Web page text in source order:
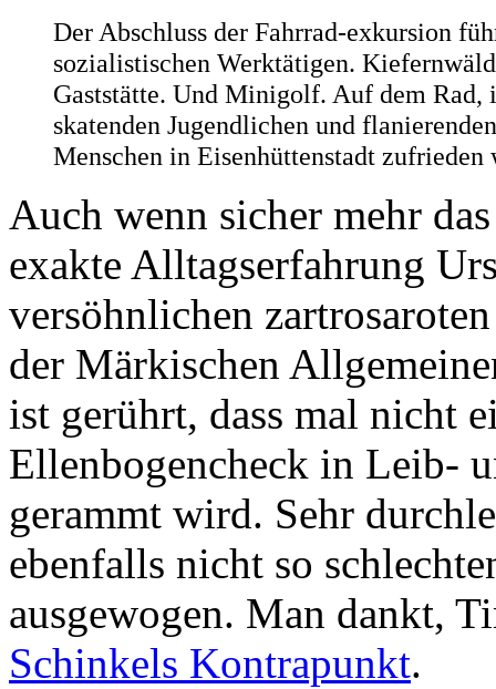
Der Abschluss der Fahrrad-exkursion
sozialistischen Werktätigen.
Gaststätte. Und Minigolf. Auf dem Rad,
skatenden Jugendlichen und
Menschen in Eisenhüttenstadt
Auch wenn sicher mehr
exakte Alltagserfahrung
versöhnlichen
der Märkischen
ist gerührt, dass mal nicht
Ellenbogencheck in Leib-
gerammt wird. Sehr
ebenfalls nicht so
ausgewogen. Man dankt,
Schinkels Kontrapunkt.